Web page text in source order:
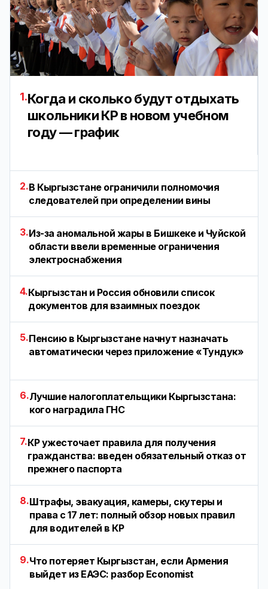
1.Когда и сколько будут отдыхать
школьники КР в новом учебном
году — график
2.В Кыргызстане ограничили полномочия
следователей при определении вины
3.Из-за аномальной жары в Бишкеке и Чуйской
области ввели временные ограничения
электроснабжения
4.Кыргызстан и Россия обновили список
документов для взаимных поездок
5.Пенсию в Кыргызстане начнут назначать
автоматически через приложение «Тундук»
6.Лучшие налогоплательщики Кыргызстана:
кого наградила ГНС
7.КР ужесточает правила для получения
гражданства: введен обязательный отказ от
прежнего паспорта
8.Штрафы, эвакуация, камеры, скутеры и
права с 17 лет: полный обзор новых правил
для водителей в КР
9.Что потеряет Кыргызстан, если Армения
выйдет из ЕАЭС: разбор Economist